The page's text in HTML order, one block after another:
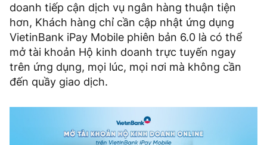
doanh tiếp cận dịch vụ ngân hàng thuận tiện
hơn, Khách hàng chỉ cần cập nhật ứng dụng
VietinBank iPay Mobile phiên bản 6.0 là có thể
mở tài khoản Hộ kinh doanh trực tuyến ngay
trên ứng dụng, mọi lúc, mọi nơi mà không cần
đến quầy giao dịch.